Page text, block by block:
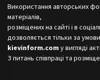
Використання авторських
матеріалів,
розміщених на сайті і в
дозволяється тільки за
kievinform.com у вигляді
З питань співпраці та